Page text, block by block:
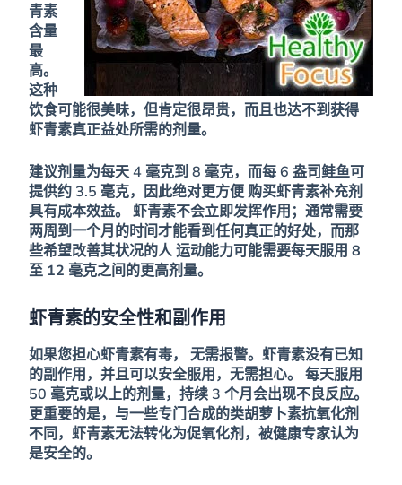
青素
含量
最
高。
这种
饮食可能很美味，但肯定很昂贵，而且也达不到获得
虾青素真正益处所需的剂量。
建议剂量为每天 4 毫克到 8 毫克，而每 6 盎司鲑鱼可
提供约 3.5 毫克，因此绝对更方便 购买虾青素补充剂
具有成本效益。
虾青素不会立即发挥作用；通常需要
两周到一个月的时间才能看到任何真正的好处，而那
些希望改善其状况的人运动能力可能需要每天服用 8
至 12 毫克之间的更高剂量。
虾青素的安全性和副作用
如果您担心虾青素有毒，无需报警。虾青素没有已知
的副作用，并且可以安全服用，无需担心。每天服用
50 毫克或以上的剂量，持续 3 个月会出现不良反应。
更重要的是，与一些专门合成的类胡萝卜素抗氧化剂
不同，虾青素无法转化为促氧化剂，被健康专家认为
是安全的。